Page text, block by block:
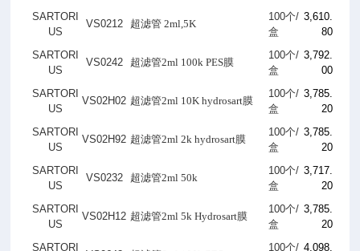
SARTORI
US
VS0212 超滤管 2ml,5K
100个/
盒
3,610.
80
SARTORI
US
VS0242 超滤管2ml 100k PES膜
100个/
盒
3,792.
00
SARTORI
US
VS02H02 超滤管2ml 10K hydrosart膜
100个/
盒
3,785.
20
SARTORI
US
VS02H92 超滤管2ml 2k hydrosart膜
100个/
盒
3,785.
20
SARTORI
US
VS0232 超滤管2ml 50k
100个/
盒
3,717.
20
SARTORI
US
VS02H12 超滤管2ml 5k Hydrosart膜
100个/
盒
3,785.
20
SARTORI
100个/ 4,098.